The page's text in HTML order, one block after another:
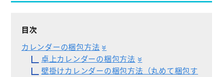
入稿ガイド
スタッフ紹介
目次
カレンダーの梱包方法
卓上カレンダーの梱包方法
壁掛けカレンダーの梱包方法（丸めて梱包す